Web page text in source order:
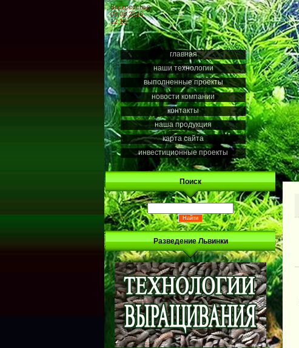
Воскресенье
09.08.2026
12:19
главная
наши технологии
выполненные проекты
новости компании
контакты
наша продукция
карта сайта
инвестиционные проекты
Поиск
Разведение Львинки